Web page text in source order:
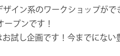
イン系のワークショップがで
プンです！
試し企画です！今までにない